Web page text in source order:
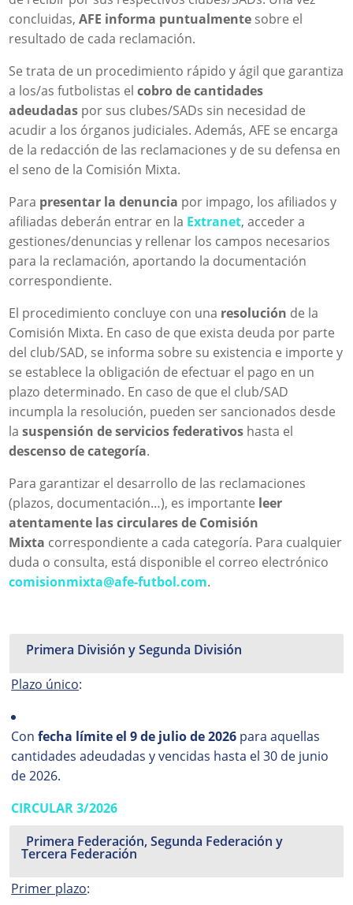
concluidas,AFE informa puntualmente sobre el
resultado de cada reclamación.
Se trata de un procedimiento rápido y ágil que garantiza
a los/as futbolistas elcobro de cantidades
adeudadas por sus clubes/SADs sin necesidad de
acudir a los órganos judiciales. Además, AFE se encarga
de la redacción de las reclamaciones y de su defensa en
el seno de la Comisión Mixta.
Para presentar la denuncia por impago, los afiliados y
afiliadas deberán entrar en la Extranet, acceder a
gestiones/denuncias y rellenar los campos necesarios
para la reclamación, aportando la documentación
correspondiente.
El procedimiento concluye con una resolución de la
Comisión Mixta. En caso de que exista deuda por parte
del club/SAD, se informa sobre su existencia e importe y
se establece la obligación de efectuar el pago en un
plazo determinado. En caso de que el club/SAD
incumpla la resolución, pueden ser sancionados desde
lasuspensión de servicios federativos hasta el
descenso de categoría.
Para garantizar el desarrollo de las reclamaciones
(plazos, documentación…), es importante leer
atentamente las circulares de Comisión
Mixta correspondiente a cada categoría. Para cualquier
duda o consulta, está disponible el correo electrónico
comisionmixta@afe-futbol.com.
Primera División y Segunda División
Plazo único:
Confecha límite el 9 de julio de 2026 para aquellas
cantidades adeudadas y vencidas hasta el 30 de junio
de 2026.
CIRCULAR 3/2026
Primera Federación, Segunda Federación y
Tercera Federación
Primer plazo: